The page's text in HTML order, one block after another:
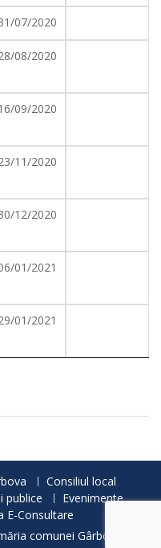
07/2020
08/2020
09/2020
11/2020
12/2020
01/2021
01/2021
Consiliul local
publice
Evenimente
E-Consultare
comunei Gârbova.